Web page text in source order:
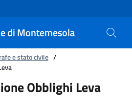
di Montemesola
e stato civile /
Obblighi Leva
Obblighi Leva